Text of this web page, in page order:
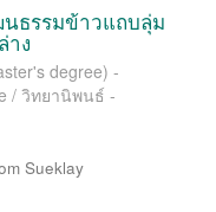
ธรรมข้าวแถบลุ่ม
ง
degree) -
/ วิทยานิพนธ์ -
Sueklay